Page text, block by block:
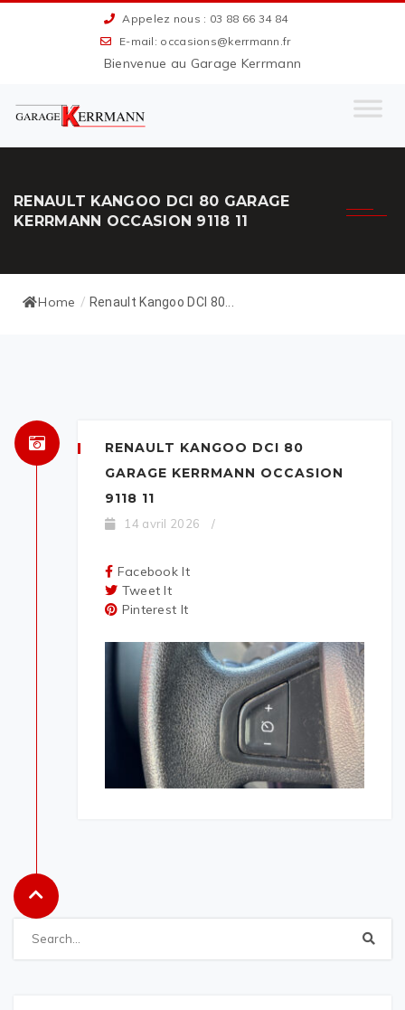
Appelez nous : 03 88 66 34 84
E-mail: occasions@kerrmann.fr
Bienvenue au Garage Kerrmann
RENAULT KANGOO DCI 80 GARAGE
KERRMANN OCCASION 9118 11
Home / Renault Kangoo DCI 80...
RENAULT KANGOO DCI 80
GARAGE KERRMANN OCCASION
9118 11
14 avril 2026 /
Facebook It
Tweet It
Pinterest It